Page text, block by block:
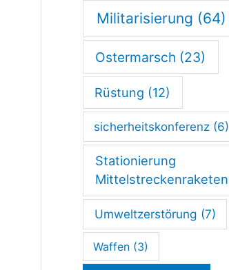
Militarisierung (64)
Ostermarsch (23)
Rüstung (12)
sicherheitskonferenz (6)
Stationierung
Mittelstreckenraketen
Umweltzerstörung (7)
Waffen (3)